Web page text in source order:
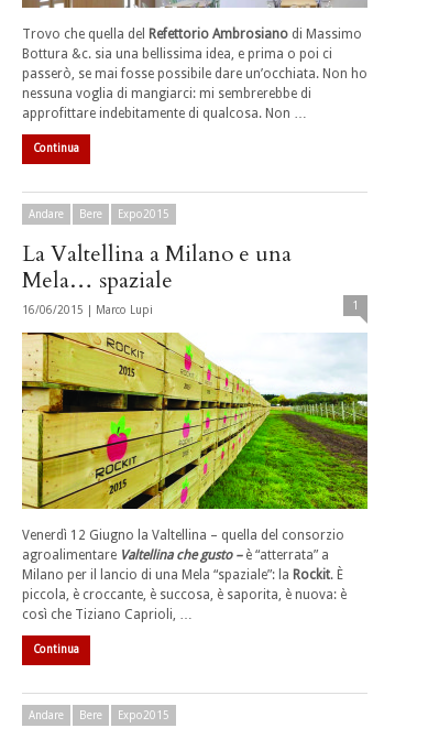
Trovo che quella del Refettorio Ambrosiano di Massimo
Bottura &c. sia una bellissima idea, e prima o poi ci
passerò, se mai fosse possibile dare un’occhiata. Non ho
nessuna voglia di mangiarci: mi sembrerebbe di
approfittare indebitamente di qualcosa. Non …
Continua
Andare Bere Expo2015
La Valtellina a Milano e una
Mela… spaziale
16/06/2015 | Marco Lupi 1
Venerdì 12 Giugno la Valtellina – quella del consorzio
agroalimentare Valtellina che gusto – è “atterrata” a
Milano per il lancio di una Mela “spaziale”: la Rockit. È
piccola, è croccante, è succosa, è saporita, è nuova: è
così che Tiziano Caprioli, …
Continua
Andare Bere Expo2015